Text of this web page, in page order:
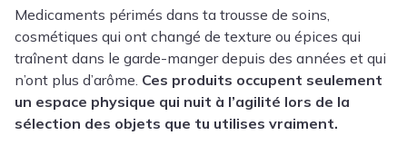
Medicaments périmés dans ta trousse de soins,
cosmétiques qui ont changé de texture ou épices qui
traînent dans le garde-manger depuis des années et qui
n’ont plus d’arôme. Ces produits occupent seulement
un espace physique qui nuit à l’agilité lors de la
sélection des objets que tu utilises vraiment.